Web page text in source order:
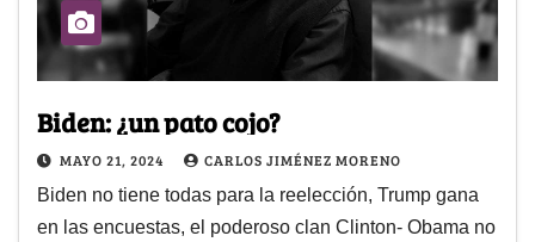
Biden: ¿un pato cojo?
MAYO 21, 2024 CARLOS JIMÉNEZ MORENO
Biden no tiene todas para la reelección, Trump gana
en las encuestas, el poderoso clan Clinton- Obama no